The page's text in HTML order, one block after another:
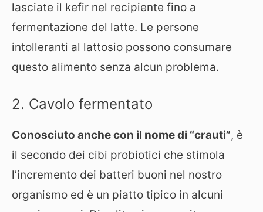
lasciate il kefir nel recipiente fino a
fermentazione del latte. Le persone
intolleranti al lattosio possono consumare
questo alimento senza alcun problema.
2. Cavolo fermentato
Conosciuto anche con il nome di “crauti”, è
il secondo dei cibi probiotici che stimola
l’incremento dei batteri buoni nel nostro
organismo ed è un piatto tipico in alcuni